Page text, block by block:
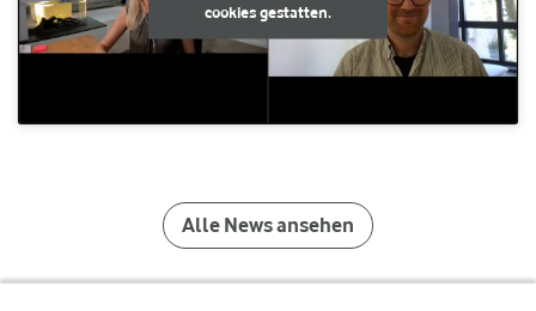
cookies gestatten.
Alle News ansehen